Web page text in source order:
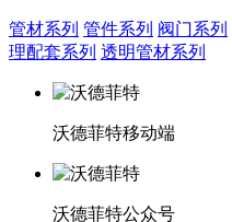
管材系列 管件系列 阀门系列
理配套系列 透明管材系列
沃德菲特移动端
沃德菲特公众号